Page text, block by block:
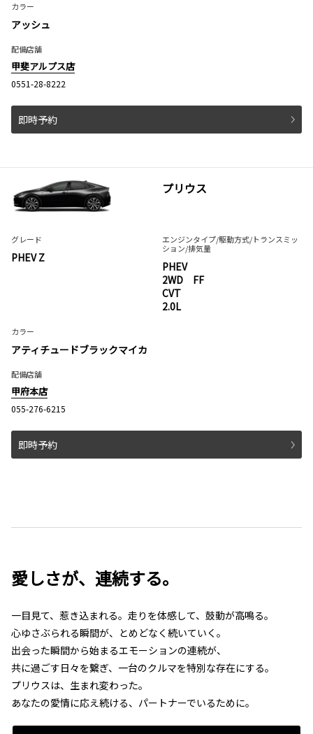
カラー
アッシュ
配備店舗
甲斐アルプス店
0551-28-8222
即時予約
プリウス
グレード
PHEV Z
エンジンタイプ/駆動方式/トランスミッ
ション/排気量
PHEV
2WD FF
CVT
2.0L
カラー
アティチュードブラックマイカ
配備店舗
甲府本店
055-276-6215
即時予約
愛しさが、連続する。
一目見て、惹き込まれる。走りを体感して、鼓動が高鳴る。
心ゆさぶられる瞬間が、とめどなく続いていく。
出会った瞬間から始まるエモーションの連続が、
共に過ごす日々を繋ぎ、一台のクルマを特別な存在にする。
プリウスは、生まれ変わった。
あなたの愛情に応え続ける、パートナーでいるために。